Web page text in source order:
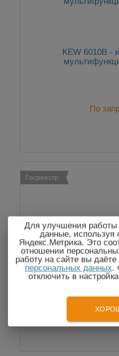
KEW 6010B -
По
Госреестр
KEW 6016
По
Для улучшения
данные, используя
Яндекс.Метрика. Это
отношении
работу на сайте вы даёте
персональных данных.
отключить в